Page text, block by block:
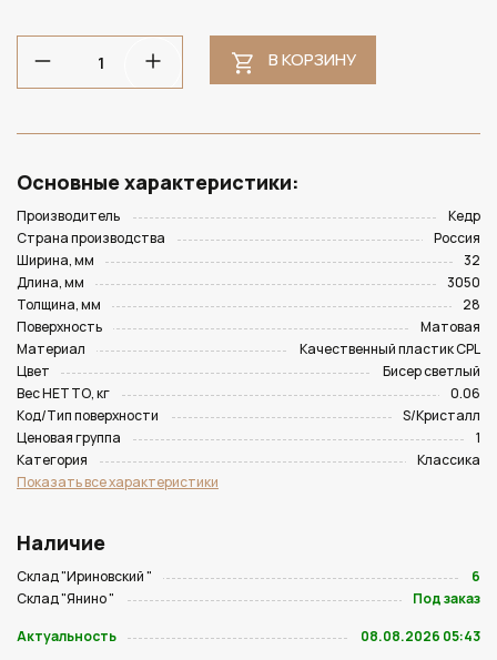
В КОРЗИНУ
Основные характеристики:
Производитель
Кедр
Страна производства
Россия
Ширина, мм
32
Длина, мм
3050
Толщина, мм
28
Поверхность
Матовая
Материал
Качественный пластик CPL
Цвет
Бисер светлый
Вес НЕТТО, кг
0.06
Код/Тип поверхности
S/Кристалл
Ценовая группа
1
Категория
Классика
Показать все характеристики
Наличие
Склад "Ириновский "
6
Склад "Янино "
Под заказ
Актуальность
08.08.2026 05:43